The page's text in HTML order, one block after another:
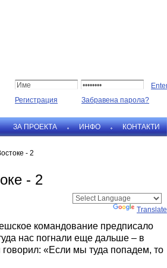
Регистрация Забравена парола?
ЗА ПРОЕКТА ИНФО КОНТАКТИ
- 2
- 2
Translate
командование предписало
нас погнали еще дальше – в
«Если мы туда попадем, то